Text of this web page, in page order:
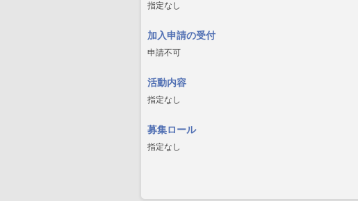
指定なし
加入申請の受付
申請不可
活動内容
指定なし
募集ロール
指定なし